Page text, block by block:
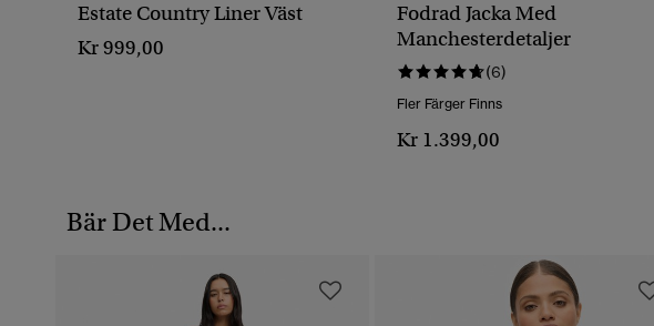
Estate Country Liner Väst
Kr 999,00
Fodrad Jacka Med
Manchesterdetaljer
(6)
Fler Färger Finns
Kr 1.399,00
Bär Det Med...